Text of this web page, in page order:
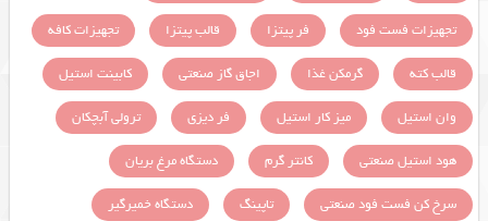
تجهیزات فست فود
فر پیتزا قالب پیتزا
تجهیزات کافه
قالب کته
گرمکن غذا اجاق گاز صنعتی
کابینت استیل
وان استیل
میز کار استیل فر دیزی
ترولی آبچکان
هود استیل صنعتی
کانتر گرم
دستگاه مرغ بریان
سرخ کن فست فود صنعتی
تاپینگ
دستگاه خمیرگیر